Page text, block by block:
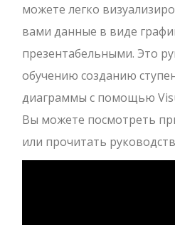
можете легко
вами данные в виде
презентабельными. Это
обучению созданию
диаграммы с помощью
Вы можете посмотреть
или прочитать